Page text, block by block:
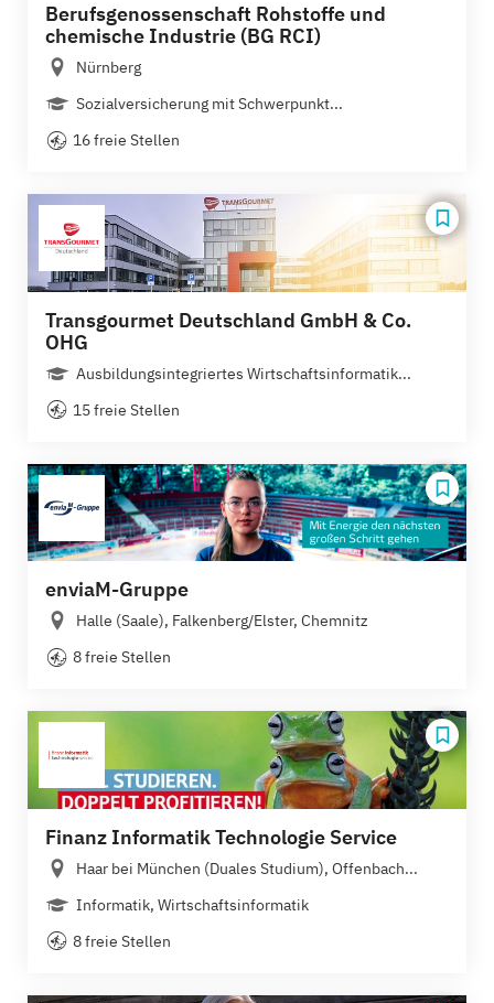
Berufsgenossenschaft Rohstoffe und
chemische Industrie (BG RCI)
Nürnberg
Sozialversicherung mit Schwerpunkt...
16 freie Stellen
Transgourmet Deutschland GmbH & Co.
OHG
Ausbildungsintegriertes Wirtschaftsinformatik...
15 freie Stellen
enviaM-Gruppe
Halle (Saale), Falkenberg/Elster, Chemnitz
8 freie Stellen
Finanz Informatik Technologie Service
Haar bei München (Duales Studium), Offenbach...
Informatik, Wirtschaftsinformatik
8 freie Stellen